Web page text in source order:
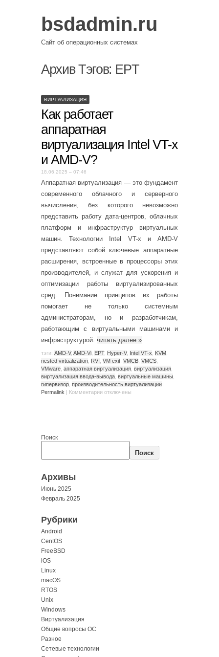
bsdadmin.ru
Сайт об операционных системах
Архив Тэгов: EPT
ВИРТУАЛИЗАЦИЯ
Как работает
аппаратная
виртуализация Intel VT-x
и AMD-V?
18.06.2025 – 07:46
Аппаратная виртуализация — это фундамент
современного облачного и серверного
вычисления, без которого невозможно
представить работу дата-центров, облачных
платформ и инфраструктур виртуальных
машин. Технологии Intel VT-x и AMD-V
представляют собой ключевые аппаратные
расширения, встроенные в процессоры этих
производителей, и служат для ускорения и
оптимизации работы виртуализированных
сред. Понимание принципов их работы
помогает не только системным
администраторам, но и разработчикам,
работающим с виртуальными машинами и
инфраструктурой. читать далее »
тэги: AMD-V, AMD-Vi EPT, Hyper-V, Intel VT-x KVM
nested virtualization RVI VM exit VMCB VMCS
VMware аппаратная виртуализация виртуализация
виртуализация ввода-вывода виртуальные машины
гипервизор производительность виртуализации |
Permalink | Комментарии отключены
Поиск
Поиск
Архивы
Июнь 2025
Февраль 2025
Рубрики
Android
CentOS
FreeBSD
iOS
Linux
macOS
RTOS
Unix
Windows
Виртуализация
Общие вопросы ОС
Разное
Сетевые технологии